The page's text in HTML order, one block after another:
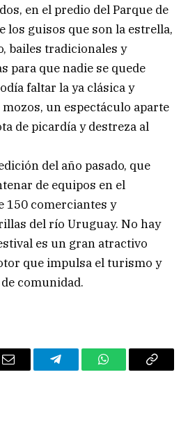
en el predio del Parque de
los guisos que son la estrella,
bailes tradicionales y
para que nadie se quede
faltar la ya clásica y
un espectáculo aparte
de picardía y destreza al
del año pasado, que
de equipos en el
150 comerciantes y
del río Uruguay. No hay
es un gran atractivo
que impulsa el turismo y
comunidad.
Email TelegramWhatsAppCopy